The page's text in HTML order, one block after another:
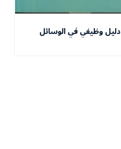
دليل وظيفي في الوسائل